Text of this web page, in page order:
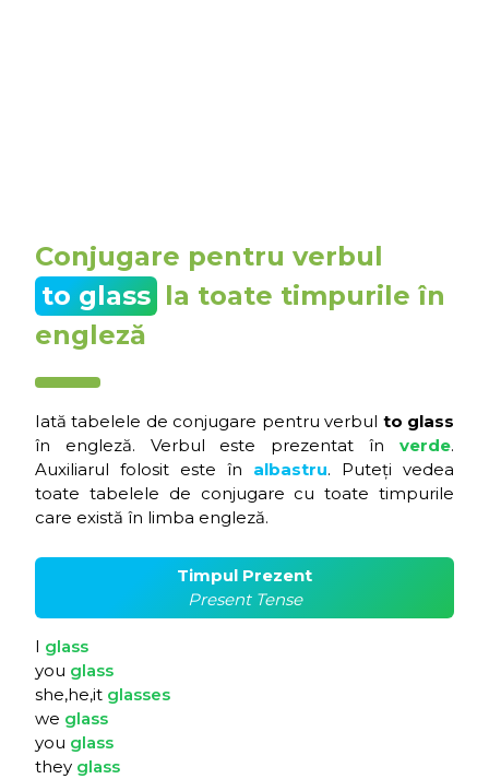
Conjugare pentru verbul
to glass la toate timpurile în
engleză
Iată tabelele de conjugare pentru verbul to glass
în engleză. Verbul este prezentat în verde.
Auxiliarul folosit este în albastru. Puteți vedea
toate tabelele de conjugare cu toate timpurile
care există în limba engleză.
Timpul Prezent
Present Tense
I glass
you glass
she,he,it glasses
we glass
you glass
they glass